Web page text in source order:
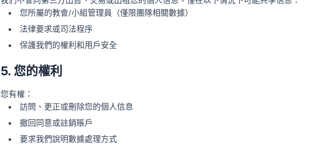
您所屬的教會/小組管理員（僅限團隊相關數據）
法律要求或司法程序
保護我們的權利和用戶安全
5. 您的權利
您有權：
訪問、更正或刪除您的個人信息
撤回同意或註銷賬戶
要求我們說明數據處理方式